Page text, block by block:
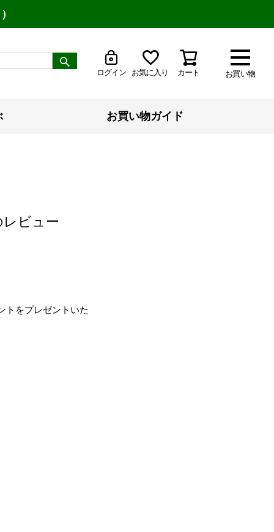
お買い物
ログイン お気に入り カート
お買い物ガイド
ビュー
トをプレゼントいた